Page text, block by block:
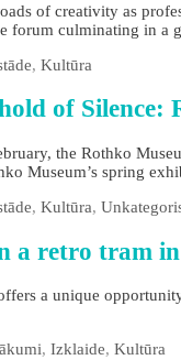
of creativity as
forum culminating in a
, Kultūra
of Silence:
the Rothko
Museum’s spring
, Kultūra,
a retro tram
a unique
, Izklaide, Kultūra